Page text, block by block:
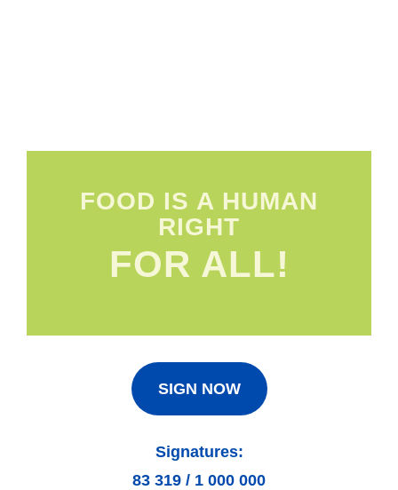
FOOD IS A HUMAN
RIGHT
FOR ALL!
SIGN NOW
Signatures:
83 319 / 1 000 000